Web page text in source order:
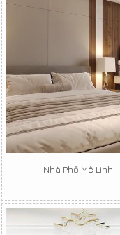
Nhà Phố Mê Linh